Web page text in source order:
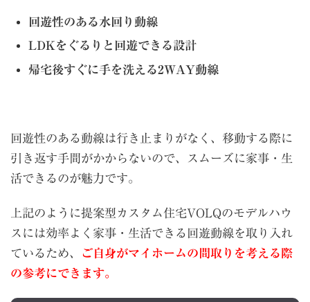
回遊性のある水回り動線
LDKをぐるりと回遊できる設計
帰宅後すぐに手を洗える2WAY動線
回遊性のある動線は行き止まりがなく、移動する際に
引き返す手間がかからないので、スムーズに家事・生
活できるのが魅力です。
上記のように提案型カスタム住宅VOLQのモデルハウ
スには効率よく家事・生活できる回遊動線を取り入れ
ているため、
ご自身がマイホームの間取りを考える際
の参考にできます。